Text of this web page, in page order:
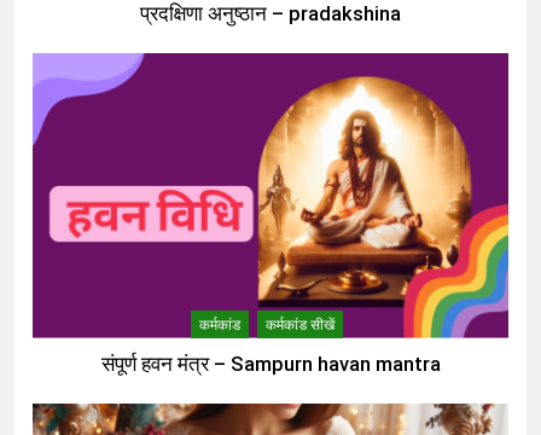
प्रदक्षिणा अनुष्ठान – pradakshina
कर्मकांड कर्मकांड सीखें
संपूर्ण हवन मंत्र – Sampurn havan mantra